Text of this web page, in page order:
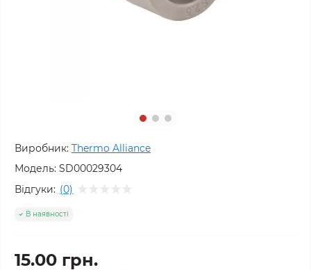
Виробник: Thermo Alliance
Модель: SD00029304
Відгуки: (0)
В наявності
15.00 грн.